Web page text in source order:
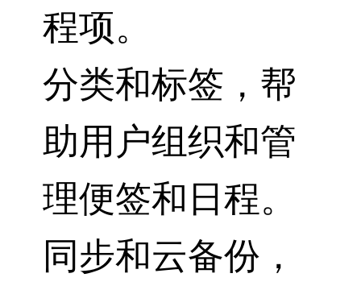
程项。
分类和标签，帮
助用户组织和管
理便签和日程。
同步和云备份，